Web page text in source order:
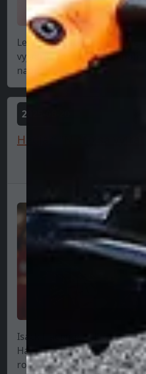
Lewis Hamilton počas svojej
vyjadril svoj názor na mnohé
naopak...
2025-06-20
Hadjar: "Niečo sa
Isack Hadjar je veľkým
Hamiltona, čo nikdy
rokov lesk...